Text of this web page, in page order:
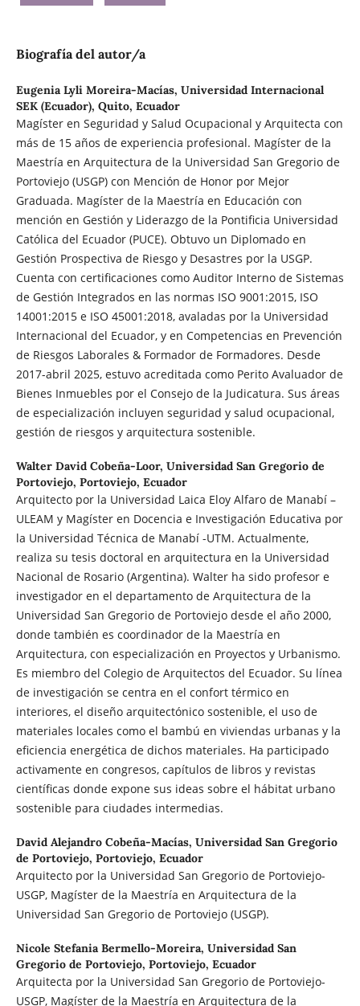
Biografía del autor/a
Eugenia Lyli Moreira-Macías, Universidad Internacional
SEK (Ecuador), Quito, Ecuador
Magíster en Seguridad y Salud Ocupacional y Arquitecta con
más de 15 años de experiencia profesional. Magíster de la
Maestría en Arquitectura de la Universidad San Gregorio de
Portoviejo (USGP) con Mención de Honor por Mejor
Graduada. Magíster de la Maestría en Educación con
mención en Gestión y Liderazgo de la Pontificia Universidad
Católica del Ecuador (PUCE). Obtuvo un Diplomado en
Gestión Prospectiva de Riesgo y Desastres por la USGP.
Cuenta con certificaciones como Auditor Interno de Sistemas
de Gestión Integrados en las normas ISO 9001:2015, ISO
14001:2015 e ISO 45001:2018, avaladas por la Universidad
Internacional del Ecuador, y en Competencias en Prevención
de Riesgos Laborales & Formador de Formadores. Desde
2017-abril 2025, estuvo acreditada como Perito Avaluador de
Bienes Inmuebles por el Consejo de la Judicatura. Sus áreas
de especialización incluyen seguridad y salud ocupacional,
gestión de riesgos y arquitectura sostenible.
Walter David Cobeña-Loor, Universidad San Gregorio de
Portoviejo, Portoviejo, Ecuador
Arquitecto por la Universidad Laica Eloy Alfaro de Manabí –
ULEAM y Magíster en Docencia e Investigación Educativa por
la Universidad Técnica de Manabí -UTM. Actualmente,
realiza su tesis doctoral en arquitectura en la Universidad
Nacional de Rosario (Argentina). Walter ha sido profesor e
investigador en el departamento de Arquitectura de la
Universidad San Gregorio de Portoviejo desde el año 2000,
donde también es coordinador de la Maestría en
Arquitectura, con especialización en Proyectos y Urbanismo.
Es miembro del Colegio de Arquitectos del Ecuador. Su línea
de investigación se centra en el confort térmico en
interiores, el diseño arquitectónico sostenible, el uso de
materiales locales como el bambú en viviendas urbanas y la
eficiencia energética de dichos materiales. Ha participado
activamente en congresos, capítulos de libros y revistas
científicas donde expone sus ideas sobre el hábitat urbano
sostenible para ciudades intermedias.
David Alejandro Cobeña-Macías, Universidad San Gregorio
de Portoviejo, Portoviejo, Ecuador
Arquitecto por la Universidad San Gregorio de Portoviejo-
USGP, Magíster de la Maestría en Arquitectura de la
Universidad San Gregorio de Portoviejo (USGP).
Nicole Stefania Bermello-Moreira, Universidad San
Gregorio de Portoviejo, Portoviejo, Ecuador
Arquitecta por la Universidad San Gregorio de Portoviejo-
USGP, Magíster de la Maestría en Arquitectura de la